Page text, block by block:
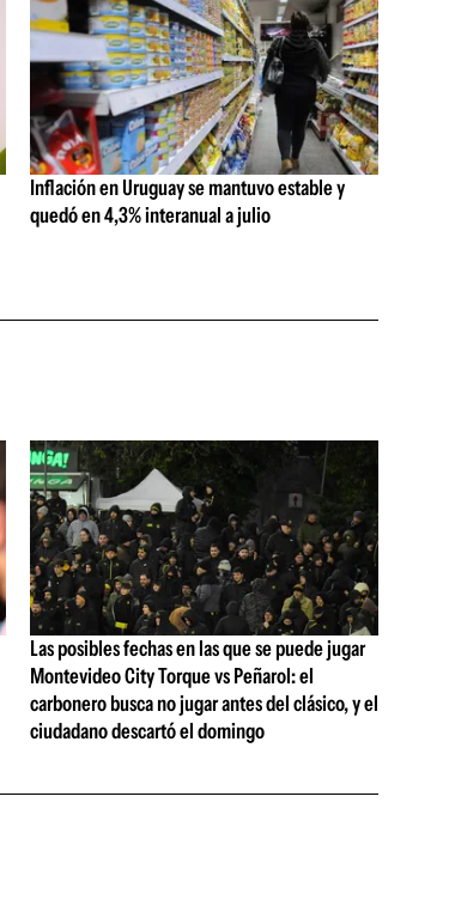
Inflación en Uruguay se mantuvo estable y
quedó en 4,3% interanual a julio
Las posibles fechas en las que se puede jugar
Montevideo City Torque vs Peñarol: el
carbonero busca no jugar antes del clásico, y el
ciudadano descartó el domingo